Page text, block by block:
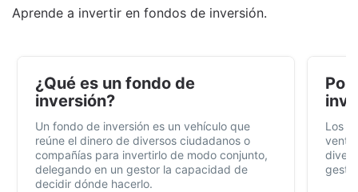
Aprende a invertir en fondos de inversión.
¿Qué es un fondo de
inversión?
Un fondo de inversión es un vehículo que
reúne el dinero de diversos ciudadanos o
compañías para invertirlo de modo conjunto,
delegando en un gestor la capacidad de
decidir dónde hacerlo.
Por
Los